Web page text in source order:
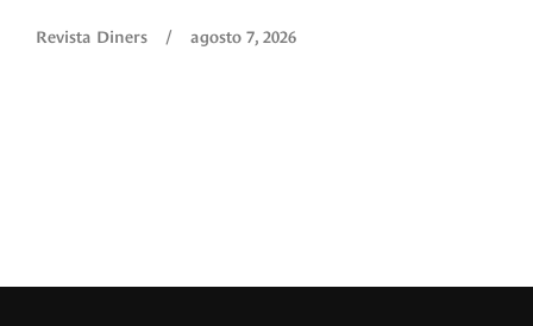
Revista Diners / agosto 7, 2026